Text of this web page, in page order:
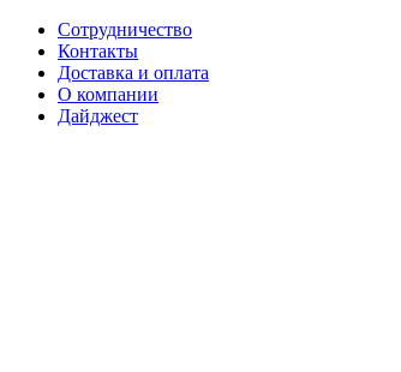
Сотрудничество
Контакты
Доставка и оплата
О компании
Дайджест